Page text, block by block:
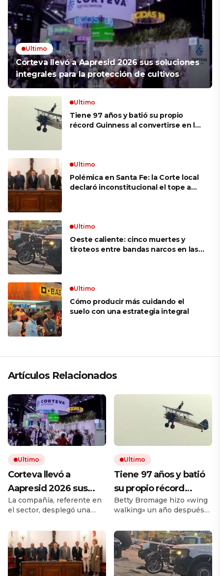
Ultimo
Corteva llevó a Aapresid 2026 sus soluciones
integrales para la protección de cultivos
Ultimo
Tiene 97 años y batió su propio
récord Guinness al convertirse en la
puedo’ no existen en mi vocabulario»
Ultimo
Polémica en Santa Fe: la Corte local
declaró inconstitucional el tope a
Ultimo
Oeste caliente: cinco muertes y
tiroteos entre bandas narcos en las
Ultimo
Cómo producir más cuidando el
suelo con una estrategia integral
Artículos Relacionados
Ultimo
Corteva llevó a
Aapresid 2026 sus
soluciones integrales
para la protección de
cultivos
La compañía, referente en
el sector, desplegó una
combina productos
tradicionales y soluciones
biológicas. El portafolio
incluyó a sus últimas
novedades, como Gallery™
Ultimo
Tiene 97 años y batió
su propio récord
Guinness al
convertirse en la
mujer más longeva del
mundo en volar sobre
las alas de un avión en
movimiento: «Las
Betty Bromage hizo «wing
walking» un año después
cerebral. La acrobacia aérea
consiste en volar parada
sobre las alas de una
aeronave y ya lo había
hecho cuando tenía 93.